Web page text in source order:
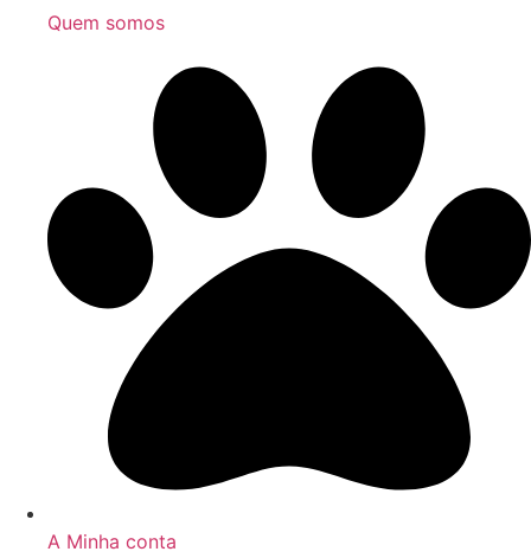
Quem somos
A Minha conta